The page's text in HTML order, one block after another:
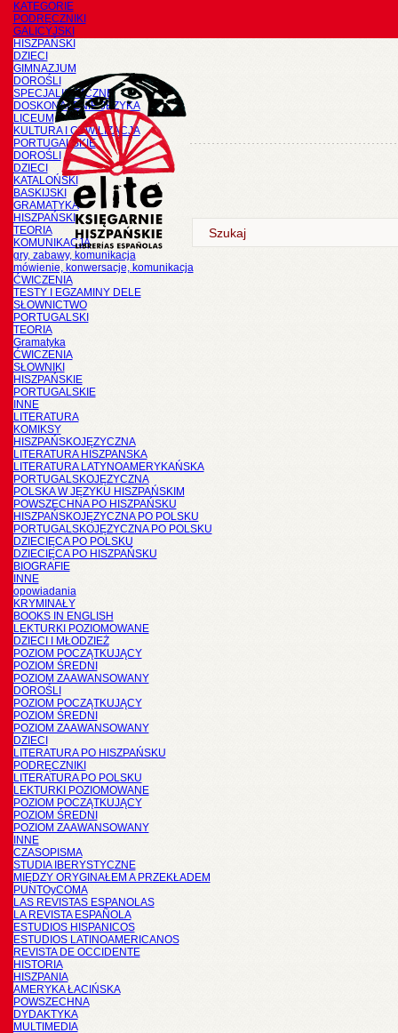
KATEGORIE
PODRĘCZNIKI
GALICYJSKI
HISZPAŃSKI
DZIECI
GIMNAZJUM
DOROŚLI
SPECJALISTYCZNE
DOSKONALENIE JĘZYKA
LICEUM
KULTURA I CYWILIZACJA
PORTUGALSKIE
DOROŚLI
DZIECI
KATALOŃSKI
BASKIJSKI
GRAMATYKA
HISZPAŃSKI
TEORIA
KOMUNIKACJA
gry, zabawy, komunikacja
mówienie, konwersacje, komunikacja
ĆWICZENIA
TESTY I EGZAMINY DELE
SŁOWNICTWO
PORTUGALSKI
TEORIA
Gramatyka
ĆWICZENIA
SŁOWNIKI
HISZPAŃSKIE
PORTUGALSKIE
INNE
LITERATURA
KOMIKSY
HISZPAŃSKOJĘZYCZNA
LITERATURA HISZPANSKA
LITERATURA LATYNOAMERYKAŃSKA
PORTUGALSKOJĘZYCZNA
POLSKA W JĘZYKU HISZPAŃSKIM
POWSZECHNA PO HISZPAŃSKU
HISZPAŃSKOJĘZYCZNA PO POLSKU
PORTUGALSKOJĘZYCZNA PO POLSKU
DZIECIĘCA PO POLSKU
DZIECIĘCA PO HISZPAŃSKU
BIOGRAFIE
INNE
opowiadania
KRYMINAŁY
BOOKS IN ENGLISH
LEKTURKI POZIOMOWANE
DZIECI I MŁODZIEŻ
POZIOM POCZĄTKUJĄCY
POZIOM ŚREDNI
POZIOM ZAAWANSOWANY
DOROŚLI
POZIOM POCZĄTKUJĄCY
POZIOM ŚREDNI
POZIOM ZAAWANSOWANY
DZIECI
LITERATURA PO HISZPAŃSKU
PODRĘCZNIKI
LITERATURA PO POLSKU
LEKTURKI POZIOMOWANE
POZIOM POCZĄTKUJĄCY
POZIOM ŚREDNI
POZIOM ZAAWANSOWANY
INNE
CZASOPISMA
STUDIA IBERYSTYCZNE
MIĘDZY ORYGINAŁEM A PRZEKŁADEM
PUNTOyCOMA
LAS REVISTAS ESPANOLAS
LA REVISTA ESPAÑOLA
ESTUDIOS HISPANICOS
ESTUDIOS LATINOAMERICANOS
REVISTA DE OCCIDENTE
HISTORIA
HISZPANIA
AMERYKA ŁACIŃSKA
POWSZECHNA
DYDAKTYKA
MULTIMEDIA